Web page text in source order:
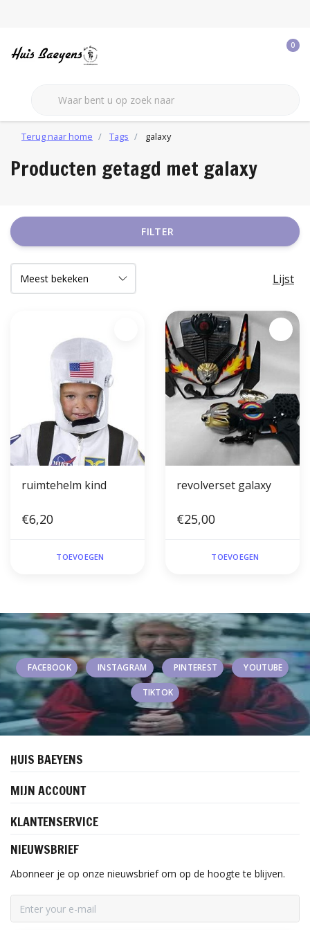
0
Terug naar home Tags galaxy
Producten getagd met galaxy
FILTER
Lijst
ruimtehelm kind
€6,20
TOEVOEGEN
revolverset galaxy
€25,00
TOEVOEGEN
FACEBOOK INSTAGRAM PINTEREST YOUTUBE
TIKTOK
HUIS BAEYENS
MIJN ACCOUNT
KLANTENSERVICE
NIEUWSBRIEF
Abonneer je op onze nieuwsbrief om op de hoogte te blijven.